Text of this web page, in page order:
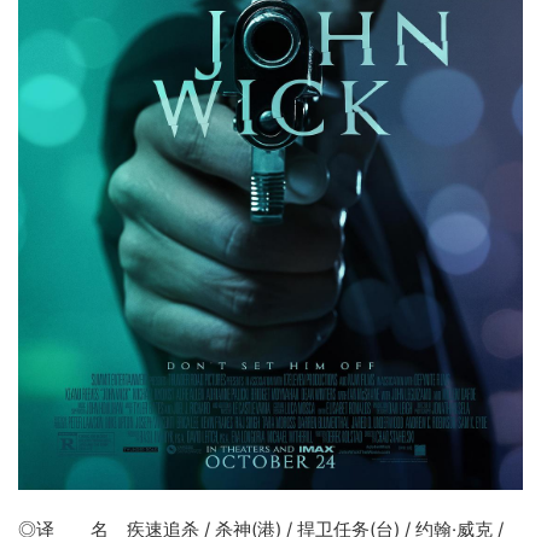
◎译 名 疾速追杀 / 杀神(港) / 捍卫任务(台) / 约翰·威克 /